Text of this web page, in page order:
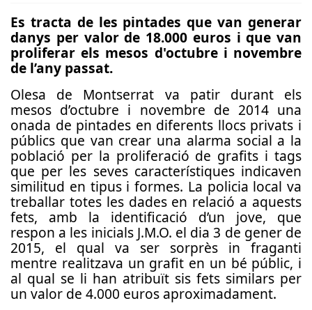
Es tracta de les pintades que van generar
danys per valor de 18.000 euros i que van
proliferar els mesos d'octubre i novembre
de l’any passat.
Olesa de Montserrat va patir durant els
mesos d’octubre i novembre de 2014 una
onada de pintades en diferents llocs privats i
públics que van crear una alarma social a la
població per la proliferació de grafits i tags
que per les seves característiques indicaven
similitud en tipus i formes. La policia local va
treballar totes les dades en relació a aquests
fets, amb la identificació d’un jove, que
respon a les inicials J.M.O. el dia 3 de gener de
2015, el qual va ser sorprès in fraganti
mentre realitzava un grafit en un bé públic, i
al qual se li han atribuït sis fets similars per
un valor de 4.000 euros aproximadament.